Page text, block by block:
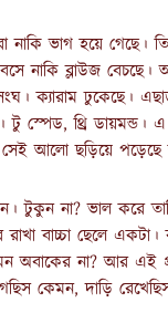
ভাগ হয়ে গেছে।
নাকি ব্লাউজ বেচছে।
ক্যারাম ঢুকেছে।
স্পেড, থ্রি ডায়মন্ড।
সেই আলো ছড়িয়ে পড়েছে
টুকুন না? ভাল করে
বাচ্চা ছেলে
অবাকের না? আর এই
কেমন, দাড়ি